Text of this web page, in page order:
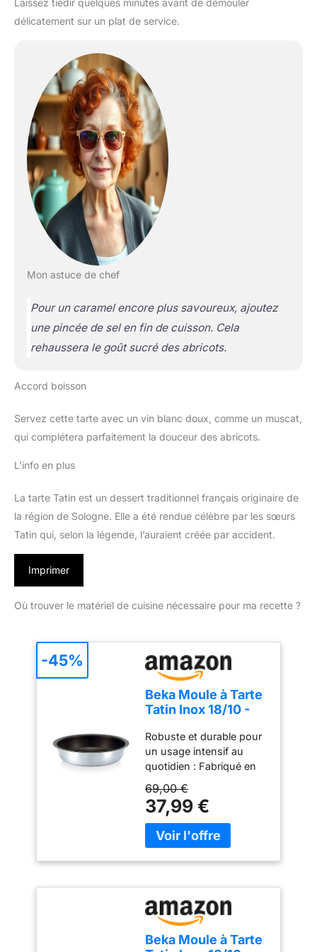
Laissez tiédir quelques minutes avant de démouler
délicatement sur un plat de service.
Mon astuce de chef
Pour un caramel encore plus savoureux, ajoutez
une pincée de sel en fin de cuisson. Cela
rehaussera le goût sucré des abricots.
Accord boisson
Servez cette tarte avec un vin blanc doux, comme un muscat,
qui complétera parfaitement la douceur des abricots.
L’info en plus
La tarte Tatin est un dessert traditionnel français originaire de
la région de Sologne. Elle a été rendue célèbre par les sœurs
Tatin qui, selon la légende, l’auraient créée par accident.
Imprimer
Où trouver le matériel de cuisine nécessaire pour ma recette ?
Beka Moule à Tarte
Tatin Inox 18/10 -
- Tus Feux Dont
Induction & Four -
Quiches & Gateaux
Robuste et durable pour
un usage intensif au
quotidien : Fabriqué en
qualité professionnelle,
ce moule résiste aux
chocs, aux variations de
température et aux
— garanti 5 ans. Rien
n'accroche, tout se
démoule en un geste : Le
revêtement antiadhésif
intérieur garantit un
69,00 €
37,99 €
-45%
Beka Moule à Tarte